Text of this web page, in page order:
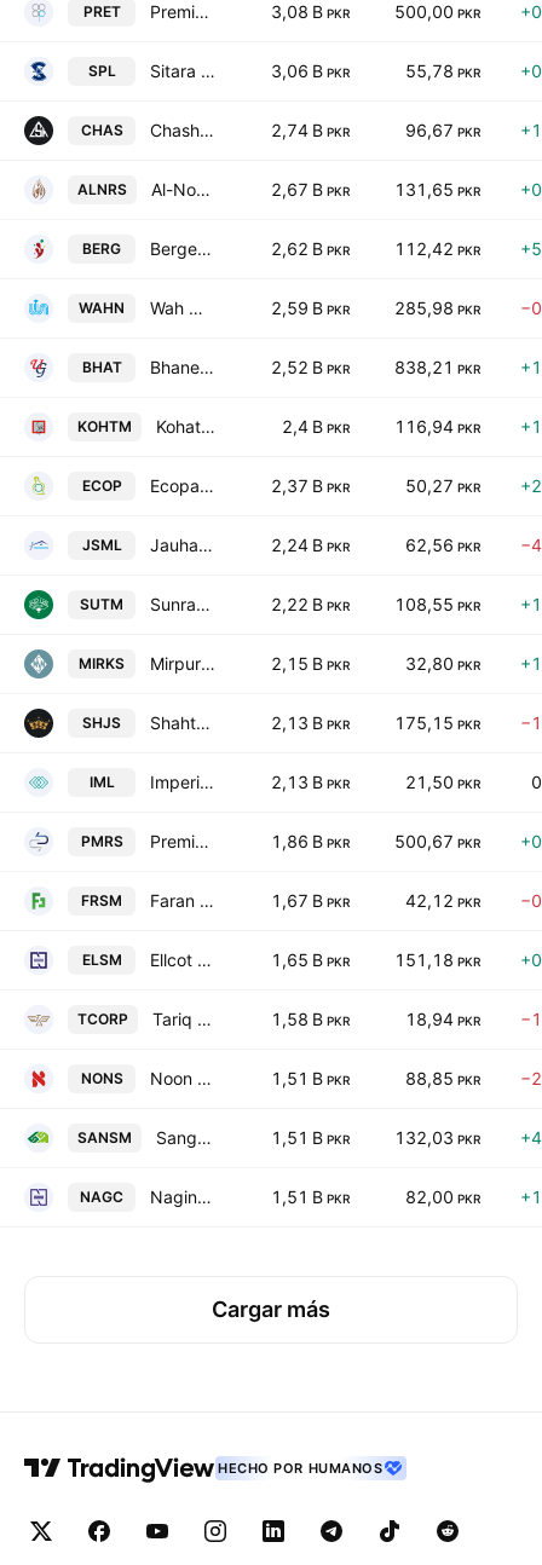
PRET Premium Textile Mills Ltd 3,08 B PKR 500,00 PKR
SPL Sitara Peroxide Limited 3,06 B PKR 55,78 PKR
CHAS Chashma Sugar Mills Limited 2,74 B PKR 96,67 PKR
ALNRS Al-Noor Sugar Mills Limited 2,67 B PKR 131,65 PKR
BERG Berger Paints Pakistan Limited. 2,62 B PKR 112,42 PKR
WAHN Wah Nobel Chemicals Limited 2,59 B PKR 285,98 PKR
BHAT Bhanero Textile Mills Limited. 2,52 B PKR 838,21 PKR
KOHTM Kohat Textile Mills Limited 2,4 B PKR 116,94 PKR
ECOP Ecopack Limited 2,37 B PKR 50,27 PKR
JSML Jauharabad Sugar Mills Ltd. 2,24 B PKR 62,56 PKR
SUTM Sunrays Textile Mills Ltd. 2,22 B PKR 108,55 PKR
MIRKS Mirpurkhas Sugar Mills Limited 2,15 B PKR 32,80 PKR
SHJS Shahtaj Sugar Mills Limited 2,13 B PKR 175,15 PKR
IML Imperial Limited 2,13 B PKR 21,50 PKR
PMRS Premier Sugar Mills & Distillery Co. Ltd. 1,86 B PKR 500,67 PKR
FRSM Faran Sugar Mills Ltd 1,67 B PKR 42,12 PKR
ELSM Ellcot Spinning Mills Limited 1,65 B PKR 151,18 PKR
TCORP Tariq Corporation Limited 1,58 B PKR 18,94 PKR
NONS Noon Sugar Mills Limited 1,51 B PKR 88,85 PKR
SANSM Sanghar Sugar Mills Limited 1,51 B PKR 132,03 PKR
NAGC Nagina Cotton Mills Limited 1,51 B PKR 82,00 PKR
Cargar más
HECHO POR HUMANOS